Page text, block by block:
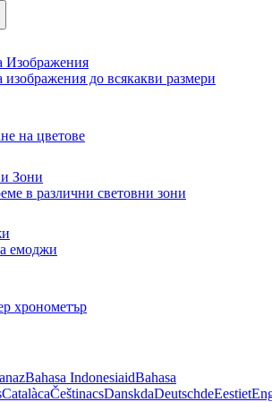
Изображения
изображения до всякакви размери
на цветове
Зони
в различни световни зони
емоджи
хронометър
azBahasa IndonesiaidBahasa
CatalàcaČeštinacsDanskdaDeutschdeEestiet